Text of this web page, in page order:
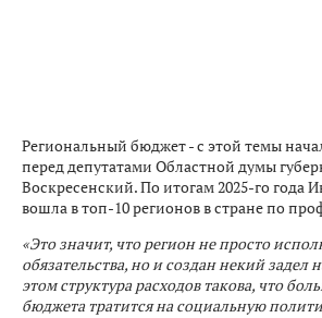
Региональный бюджет - с этой темы
перед депутатами Областной думы
Воскресенский. По итогам 2025-го года
вошла в топ-10 регионов в стране по
«Это значит, что регион не просто
обязательства, но и создан некий задел
этом структура расходов такова, что
бюджета тратится на социальную